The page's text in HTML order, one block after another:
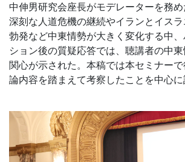
中伸男研究会座長がモデレーターを務
深刻な人道危機の継続やイランとイス
勃発など中東情勢が大きく変化する中
ション後の質疑応答では、聴講者の中
関心が示された。本稿では本セミナー
論内容を踏まえて考察したことを中心に